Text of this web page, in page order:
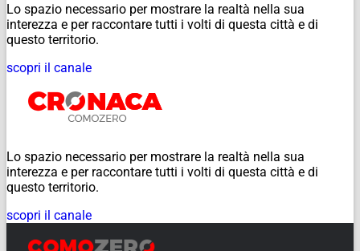
Lo spazio necessario per mostrare la realtà nella sua
interezza e per raccontare tutti i volti di questa città e di
questo territorio.
scopri il canale
Lo spazio necessario per mostrare la realtà nella sua
interezza e per raccontare tutti i volti di questa città e di
questo territorio.
scopri il canale